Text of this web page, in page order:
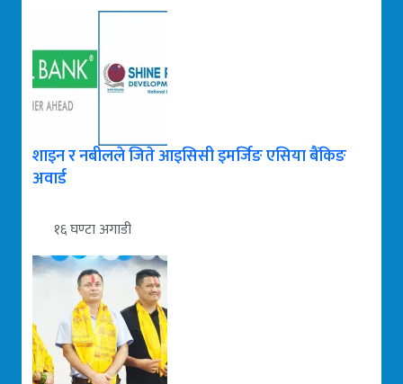
शाइन र नबीलले जिते आइसिसी इमर्जिङ एसिया बैंकिङ
अवार्ड
१६ घण्टा अगाडी